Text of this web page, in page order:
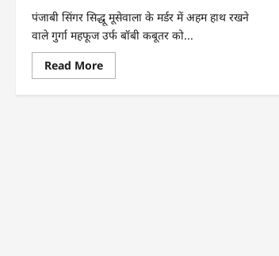
पंजाबी सिंगर सिद्धू मूसेवाला के मर्डर में अहम हाथ रखने
वाले गुर्गा महफूज उर्फ बॉबी कबूतर को...
Read More